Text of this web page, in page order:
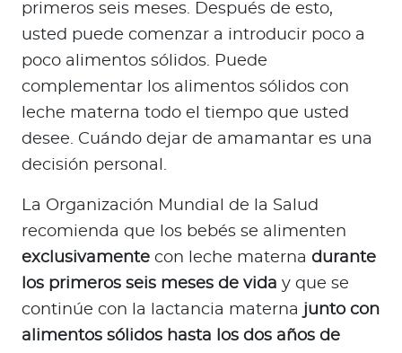
primeros seis meses. Después de esto,
usted puede comenzar a introducir poco a
poco alimentos sólidos. Puede
complementar los alimentos sólidos con
leche materna todo el tiempo que usted
desee. Cuándo dejar de amamantar es una
decisión personal.
La Organización Mundial de la Salud
recomienda que los bebés se alimenten
exclusivamente con leche materna durante
los primeros seis meses de vida y que se
continúe con la lactancia materna junto con
alimentos sólidos hasta los dos años de